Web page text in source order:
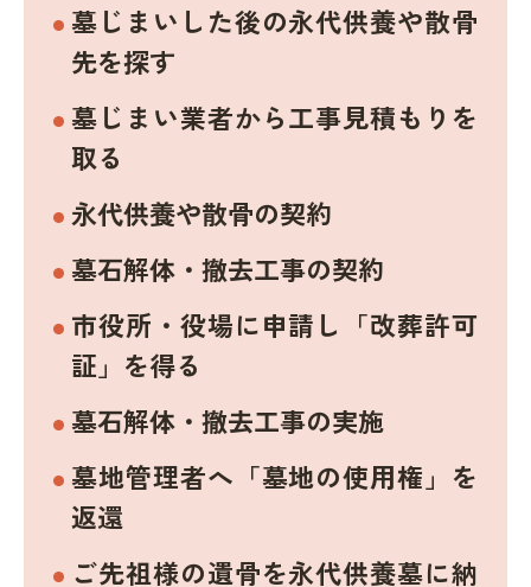
墓じまいした後の永代供養や散骨
先を探す
墓じまい業者から工事見積もりを
取る
永代供養や散骨の契約
墓石解体・撤去工事の契約
市役所・役場に申請し「改葬許可
証」を得る
墓石解体・撤去工事の実施
墓地管理者へ「墓地の使用権」を
返還
ご先祖様の遺骨を永代供養墓に納